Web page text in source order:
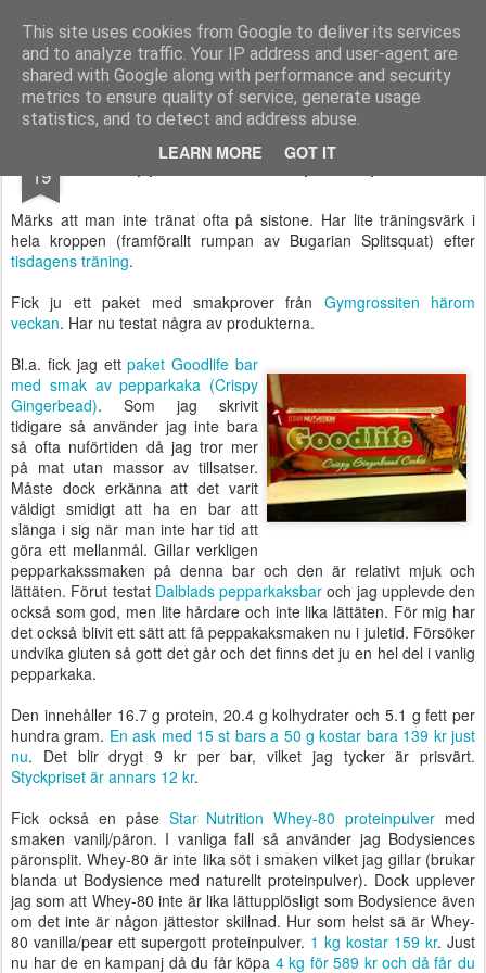
This site uses cookies from Google to deliver its services
and to analyze traffic. Your IP address and user-agent are
shared with Google along with performance and security
metrics to ensure quality of service, generate usage
statistics, and to detect and address abuse.
LEARN MORE GOT IT
Functional Fitness by Mattias - Träningsinspiration & träningsfilmer
Pages
19 Pepparkaksbar och proteinpulver
Märks att man inte tränat ofta på sistone. Har lite träningsvärk i
hela kroppen (framförallt rumpan av Bugarian Splitsquat) efter
tisdagens träning.
Fick ju ett paket med smakprover från Gymgrossiten härom
veckan. Har nu testat några av produkterna.
Bl.a. fick jag ettpaketGoodlife bar
med smak av pepparkaka (Crispy
Gingerbead). Som jag skrivit
tidigare så använder jag inte bara
så ofta nuförtiden då jag tror mer
på mat utan massor av tillsatser.
Måste dock erkänna att det varit
väldigt smidigt att ha en bar att
slänga i sig när man inte har tid att
göra ett mellanmål. Gillar verkligen
pepparkakssmaken på denna bar och den är relativt mjuk och
lättäten. Förut testat Dalblads pepparkaksbar och jag upplevde den
också som god, men lite hårdare och inte lika lättäten. För mig har
det också blivit ett sätt att få peppakaksmaken nu i juletid. Försöker
undvika gluten så gott det går och det finns det ju en hel del i vanlig
pepparkaka.
Den innehåller 16.7 g protein, 20.4 g kolhydrater och 5.1 g fett per
hundra gram. En ask med 15 st bars a 50 g kostar bara 139 kr just
nu. Det blir drygt 9 kr per bar, vilket jag tycker är prisvärt.
Styckpriset är annars 12 kr.
Fick också en påse Star Nutrition Whey-80 proteinpulver med
smaken vanilj/päron. I vanliga fall så använder jag Bodysiences
päronsplit. Whey-80 är inte lika söt i smaken vilket jag gillar (brukar
blanda ut Bodysience med naturellt proteinpulver). Dock upplever
jag som att Whey-80 inte är lika lättupplösligt som Bodysience även
om det inte är någon jättestor skillnad. Hur som helst sä är Whey-
80 vanilla/pear ett supergott proteinpulver. 1 kg kostar 159 kr. Just
nu har de en kampanj då du får köpa 4 kg för 589 kr och då får du